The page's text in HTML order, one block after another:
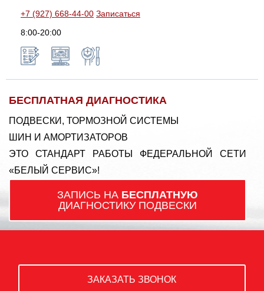
+7 (927) 668-44-00 Записаться
8:00-20:00
БЕСПЛАТНАЯ ДИАГНОСТИКА
ПОДВЕСКИ, ТОРМОЗНОЙ СИСТЕМЫ
ШИН И АМОРТИЗАТОРОВ
ЭТО СТАНДАРТ РАБОТЫ ФЕДЕРАЛЬНОЙ СЕТИ
«БЕЛЫЙ СЕРВИС»!
ЗАПИСЬ НА БЕСПЛАТНУЮ
ДИАГНОСТИКУ ПОДВЕСКИ
ЗАКАЗАТЬ ЗВОНОК